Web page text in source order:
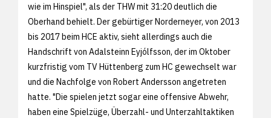
wie im Hinspiel", als der THW mit 31:20 deutlich die
Oberhand behielt. Der gebürtiger Norderneyer, von 2013
bis 2017 beim HCE aktiv, sieht allerdings auch die
Handschrift von Adalsteinn Eyjólfsson, der im Oktober
kurzfristig vom TV Hüttenberg zum HC gewechselt war
und die Nachfolge von Robert Andersson angetreten
hatte. "Die spielen jetzt sogar eine offensive Abwehr,
haben eine Spielzüge, Überzahl- und Unterzahltaktiken